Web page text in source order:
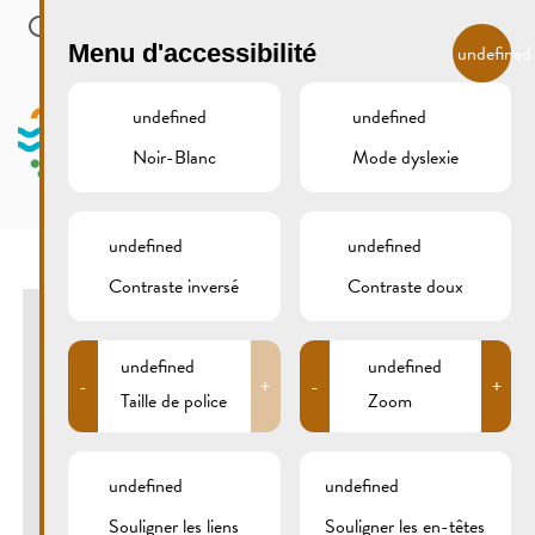
Skip to main content
MENU
#SCHENGENISALIVE
REMICH, SCHENGEN, MONDORF-
LES-BAINS, PERL, APACH & CONTZ-
14/04/2020
Réimech bedeelegt sech un der Solidatitéitsaktioun
Menu d'accessibilité undefined
undefined
Noir-Blanc
undefined
Mode dyslexie
undefined
Contraste inversé
undefined
Contraste doux
-
undefined
Taille de police
+ -
undefined
Zoom
+
undefined
Souligner les liens
undefined
Souligner les en-têtes